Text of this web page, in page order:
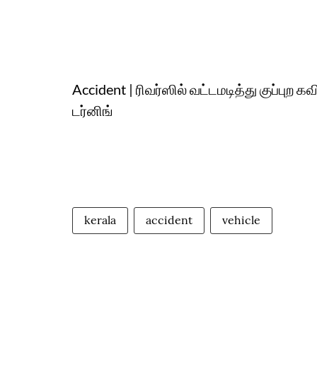
Accident | ரிவர்ஸில் வட்டமடித்து
டர்னிங்
kerala accident vehicle